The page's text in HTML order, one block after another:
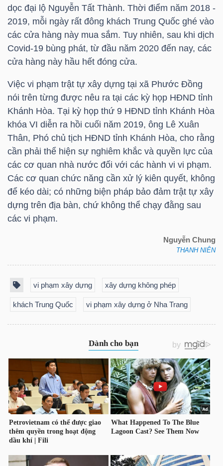
dọc đại lộ Nguyễn Tất Thành. Thời điểm năm 2018 -
2019, mỗi ngày rất đông khách Trung Quốc ghé vào
các cửa hàng này mua sắm. Tuy nhiên, sau khi dịch
Covid-19 bùng phát, từ đầu năm 2020 đến nay, các
cửa hàng này hầu hết đóng cửa.
Việc vi phạm trật tự xây dựng tại xã Phước Đồng
nói trên từng được nêu ra tại các kỳ họp HĐND tỉnh
Khánh Hòa. Tại kỳ họp thứ 9 HĐND tỉnh Khánh Hòa
khóa VI diễn ra hồi cuối năm 2019, ông Lê Xuân
Thân, Phó chủ tịch HĐND tỉnh Khánh Hòa, cho rằng
cần phải thể hiện sự nghiêm khắc và quyền lực của
các cơ quan nhà nước đối với các hành vi vi phạm.
Các cơ quan chức năng cần xử lý kiên quyết, không
để kéo dài; có những biện pháp bảo đảm trật tự xây
dựng trên địa bàn, chứ không thể chạy đằng sau
các vi phạm.
Nguyễn Chung
THANH NIÊN
vi phạm xây dựng xây dựng không phép
khách Trung Quốc vi phạm xây dựng ở Nha Trang
VĨ
MÔ
DOANH
NGHIỆP
CỔ
PHIẾU
SINH
CÔNG
CỤ
ĐẦU
TƯ